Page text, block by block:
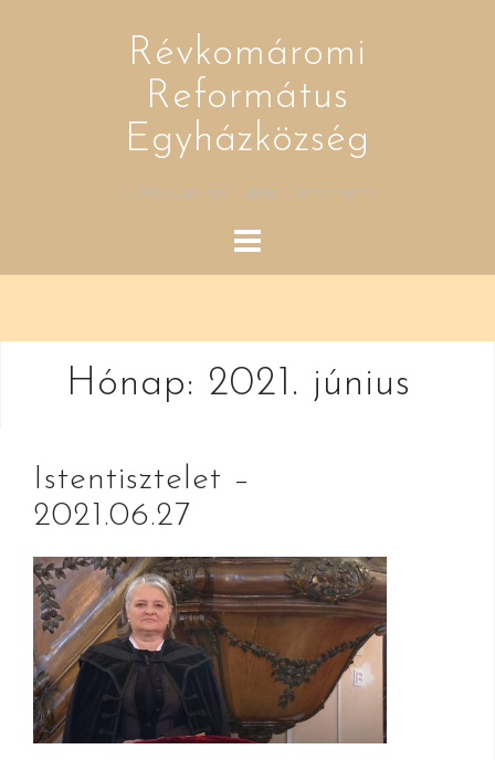
Révkomáromi
Református
Egyházközség
A 2003-as Kis Tükör - letölthető
Hónap: 2021. június
Istentisztelet –
2021.06.27